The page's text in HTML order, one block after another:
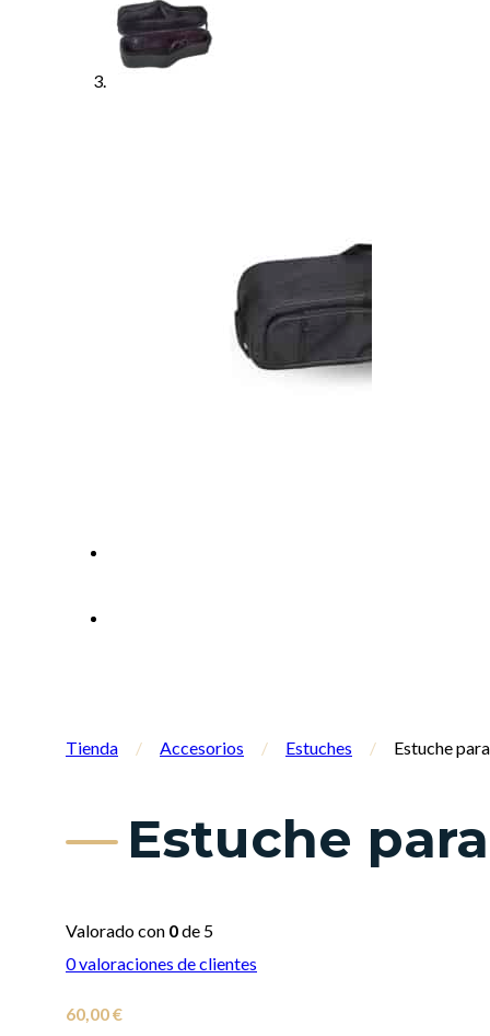
Tienda / Accesorios / Estuches / Estuche
Estuche
Valorado con 0de 5
0valoraciones de clientes
60,00€